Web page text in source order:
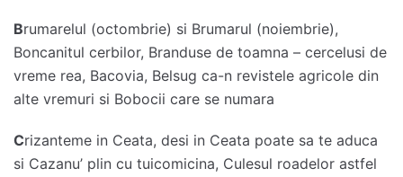
Brumarelul (octombrie) si Brumarul (noiembrie),
Boncanitul cerbilor, Branduse de toamna – cercelusi de
vreme rea, Bacovia, Belsug ca-n revistele agricole din
alte vremuri si Bobocii care se numara
Crizanteme in Ceata, desi in Ceata poate sa te aduca
si Cazanu’ plin cu tuicomicina, Culesul roadelor astfel